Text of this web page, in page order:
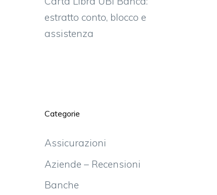
estratto conto, blocco e
assistenza
Categorie
Assicurazioni
Aziende – Recensioni
Banche